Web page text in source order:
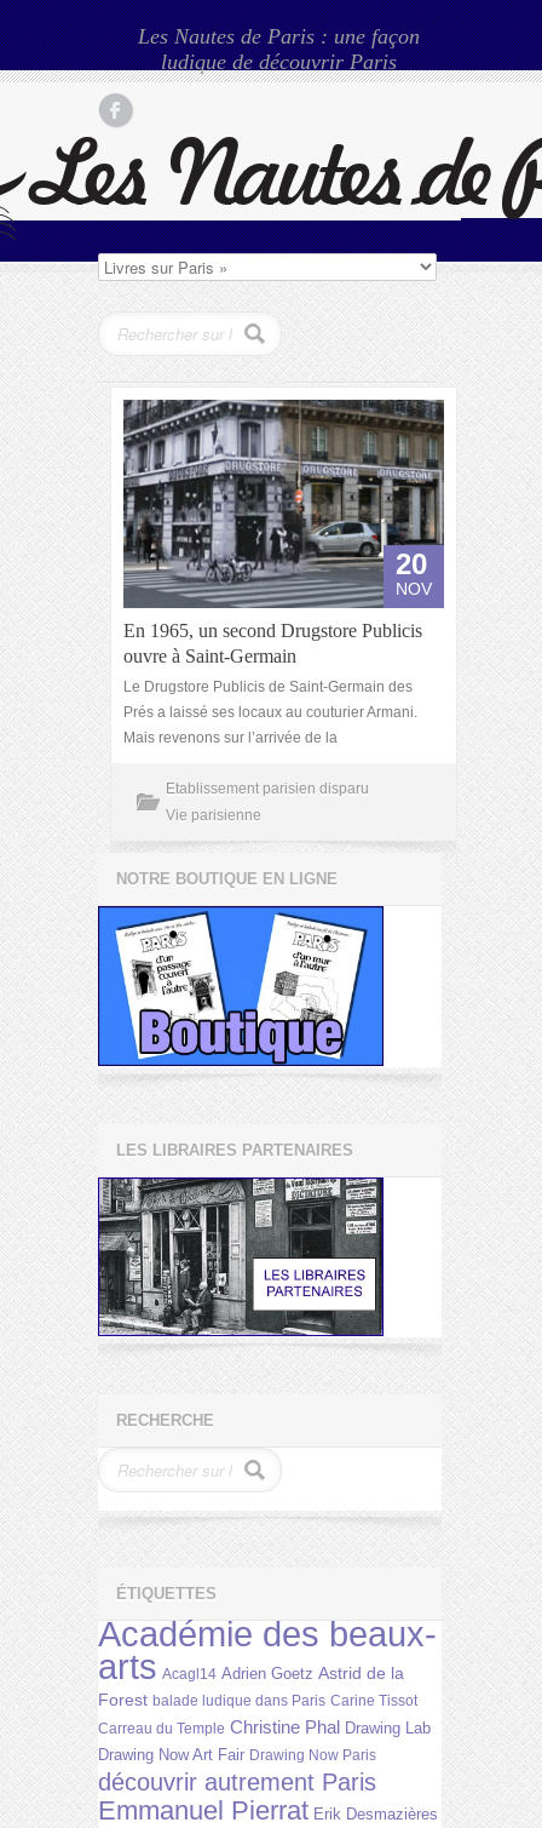
Les Nautes de Paris : une façon
ludique de découvrir Paris
20
NOV
En 1965, un second Drugstore Publicis
ouvre à Saint-Germain
Le Drugstore Publicis de Saint-Germain des
Prés a laissé ses locaux au couturier Armani.
Mais revenons sur l’arrivée de la
Etablissement parisien disparu
Vie parisienne
NOTRE BOUTIQUE EN LIGNE
LES LIBRAIRES PARTENAIRES
RECHERCHE
ÉTIQUETTES
Académie des beaux-
arts Acagl14 Adrien Goetz Astrid de la
Forest balade ludique dans Paris Carine Tissot
Carreau du Temple Christine Phal Drawing Lab
Drawing Now Art Fair Drawing Now Paris
découvrir autrement Paris
Emmanuel Pierrat Erik Desmazières